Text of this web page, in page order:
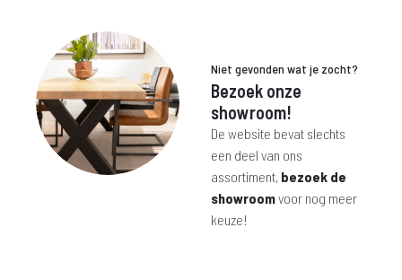
Niet gevonden wat je zocht?
Bezoek onze
showroom!
De website bevat slechts
een deel van ons
assortiment, bezoek de
showroomvoor nog meer
keuze!